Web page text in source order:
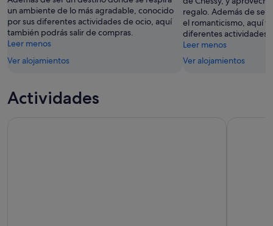
ago
-
16
ago
un ambiente de lo más agradable, conocido
por sus diferentes actividades de ocio, aquí
también podrás salir de compras.
Leer menos
Ver alojamientos
regalo. Además de ser
el romanticismo, aquí
diferentes actividades
Leer menos
Ver alojamientos
Actividades